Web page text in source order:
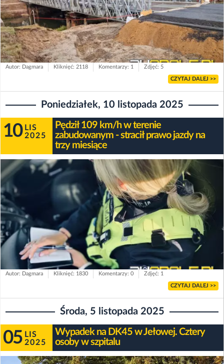
Autor: Dagmara Kliknięć: 2118 Komentarzy: 1 Zdjęć: 5
CZYTAJ DALEJ >>
Poniedziałek, 10 listopada 2025
10 LIS
2025
Pędził 109 km/h w terenie
zabudowanym - stracił prawo jazdy na
trzy miesiące
Autor: Dagmara Kliknięć: 1830 Komentarzy: 0 Zdjęć: 1
CZYTAJ DALEJ >>
Środa, 5 listopada 2025
05 LIS
2025
Wypadek na DK45 w Jełowej. Cztery
osoby w szpitalu